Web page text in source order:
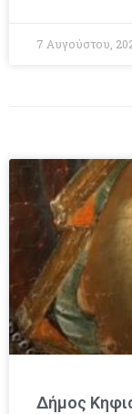
7 Αυγούστου,
Δήμος